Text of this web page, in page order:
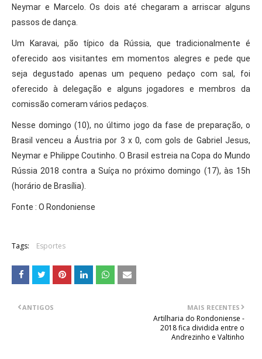
Neymar e Marcelo. Os dois até chegaram a arriscar alguns
passos de dança.
Um Karavai, pão típico da Rússia, que tradicionalmente é
oferecido aos visitantes em momentos alegres e pede que
seja degustado apenas um pequeno pedaço com sal, foi
oferecido à delegação e alguns jogadores e membros da
comissão comeram vários pedaços.
Nesse domingo (10), no último jogo da fase de preparação, o
Brasil venceu a Áustria por 3 x 0, com gols de Gabriel Jesus,
Neymar e Philippe Coutinho. O Brasil estreia na Copa do Mundo
Rússia 2018 contra a Suíça no próximo domingo (17), às 15h
(horário de Brasília).
Fonte : O Rondoniense
Tags: Esportes
MAIS RECENTES
Artilharia do Rondoniense -
2018 fica dividida entre o
Andrezinho e Valtinho
ANTIGOS